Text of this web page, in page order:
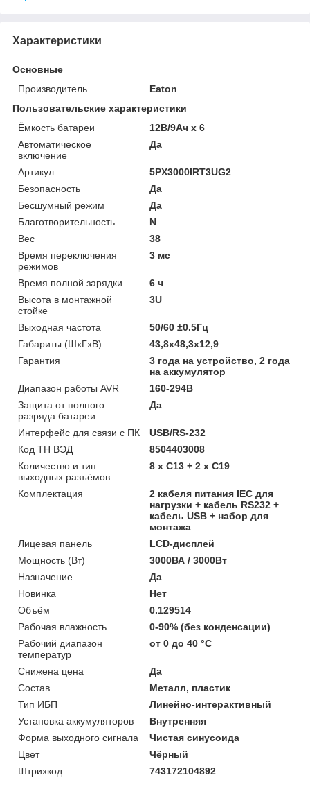
Характеристики
Основные
Производитель
Eaton
Пользовательские характеристики
Ёмкость батареи
12В/9Ач х 6
Автоматическое
включение
Да
Артикул
5PX3000IRT3UG2
Безопасность
Да
Бесшумный режим
Да
Благотворительность
N
Вес
38
Время переключения
режимов
3 мс
Время полной зарядки
6 ч
Высота в монтажной
стойке
3U
Выходная частота
50/60 ±0.5Гц
Габариты (ШхГхВ)
43,8x48,3x12,9
Гарантия
3 года на устройство, 2 года
на аккумулятор
Диапазон работы AVR
160-294В
Защита от полного
разряда батареи
Да
Интерфейс для связи с ПК
USB/RS-232
Код ТН ВЭД
8504403008
Количество и тип
выходных разъёмов
8 х C13 + 2 х С19
Комплектация
2 кабеля питания IEC для
нагрузки + кабель RS232 +
кабель USB + набор для
монтажа
Лицевая панель
LCD-дисплей
Мощность (Bт)
3000ВА / 3000Вт
Назначение
Да
Новинка
Нет
Объём
0.129514
Рабочая влажность
0-90% (без конденсации)
Рабочий диапазон
температур
от 0 до 40 °С
Снижена цена
Да
Состав
Металл, пластик
Тип ИБП
Линейно-интерактивный
Установка аккумуляторов
Внутренняя
Форма выходного сигнала
Чистая синусоида
Цвет
Чёрный
Штрихкод
743172104892